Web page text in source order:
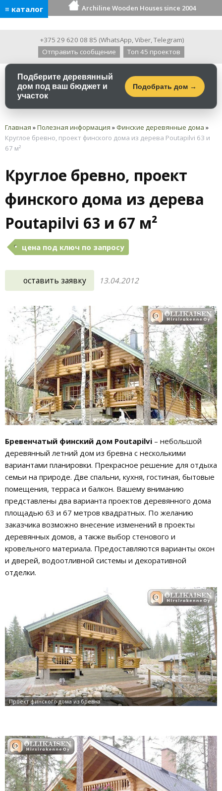
≡ каталог Archiline Wooden Houses since 2004
+375 29 620 08 85 (WhatsApp,Viber,Telegram)
Отправить сообщение
Топ 45 проектов
Подберите деревянный
дом под ваш бюджет и
участок
Подобрать дом →
Главная »Полезная информация » Финские деревянные дома »
Круглое бревно, проект финского дома из дерева Poutapilvi 63 и
67 м²
Круглое бревно, проект
финского дома из дерева
Poutapilvi 63 и 67 м²
цена под ключ по запросу
оставить заявку 13.04.2012
Бревенчатый финский дом Poutapilvi – небольшой
деревянный летний дом из бревна с несколькими
вариантами планировки. Прекрасное решение для отдыха
семьи на природе. Две спальни, кухня, гостиная, бытовые
помещения, терраса и балкон. Вашему вниманию
представлены два варианта проектов деревянного дома
площадью 63 и 67 метров квадратных. По желанию
заказчика возможно внесение изменений в проекты
деревянных домов, а также выбор стенового и
кровельного материала. Предоставляются варианты окон
и дверей, водоотливной системы и декоративной
отделки.